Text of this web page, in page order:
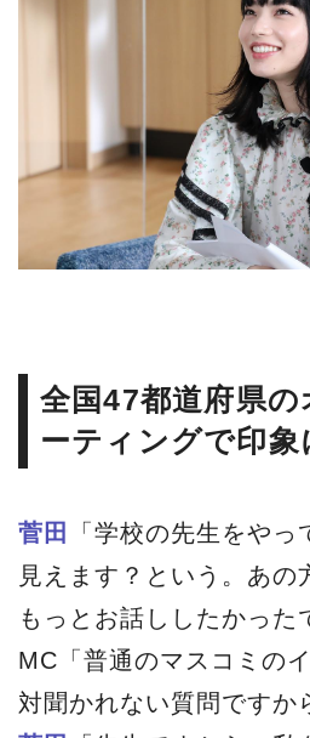
全国47都道府県の
ーティングで印象
菅田
「学校の先生をや
見えます？という。あの
もっとお話ししたかった
MC「普通のマスコミの
対聞かれない質問ですか